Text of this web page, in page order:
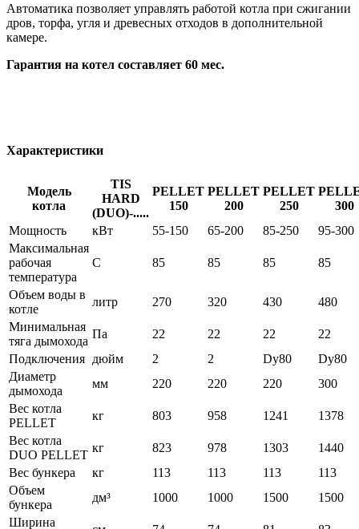
Автоматика позволяет управлять работой котла при сжигании
дров, торфа, угля и древесных отходов в дополнительной
камере.
Гарантия на котел составляет 60 мес.
Характеристики
Модель
котла
TIS
HARD
(DUO)-.....
PELLET
150
PELLET
200
PELLET
250
300
Мощность
кВт 55-150 65-200 85-250
95-300
Максимальная
рабочая
температура
С 85 85 85 85
Объем воды в
котле
литр 270 320 430
480
Минимальная
тяга дымохода
Па 22 22 22
22
Подключения дюйм 2 2 Dy80
Dy80
Диаметр
дымохода
мм 220 220 220
300
Вес котла
PELLET
кг 803 958 1241
1378
Вес котла
DUO PELLET
кг 823 978 1303
1440
Вес бункера
кг 113 113 113
113
Объем
бункера
дм³ 1000 1000 1500
1500
Ширина